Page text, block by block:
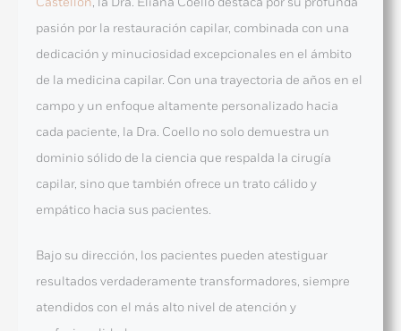
pasión por la restauración capilar, combinada con una
dedicación y minuciosidad excepcionales en el ámbito
de la medicina capilar. Con una trayectoria de años en el
campo y un enfoque altamente personalizado hacia
cada paciente, la Dra. Coello no solo demuestra un
dominio sólido de la ciencia que respalda la cirugía
capilar, sino que también ofrece un trato cálido y
empático hacia sus pacientes.
Bajo su dirección, los pacientes pueden atestiguar
resultados verdaderamente transformadores, siempre
atendidos con el más alto nivel de atención y